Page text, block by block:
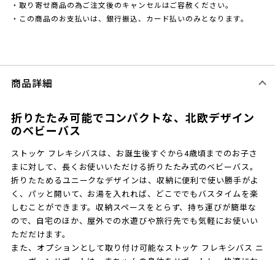
・取り寄せ商品の為ご注文後のキャンセルはご容赦ください。
・この商品のお支払いは、銀行振込、カード払いのみとなります。
商品詳細
折りたたみ可能でコンパクトな、北欧デザイン
のベビーバス
ストッケ フレキシバスは、お誕生後すぐから4歳頃までのお子さ
まに対して、長くお使いいただける折りたたみ式のベビーバス。
折りたためるユニークなデザインは、収納に便利で使い勝手がよ
く、パッと開いて、お湯を入れれば、どこででもバスタイムを楽
しむことができます。収納スペースをとらず、持ち運びが簡単な
ので、自宅のほか、屋外での水遊びや旅行先でも気軽にお使いい
ただだけます。
また、オプションとして取り付け可能なストッケ フレキシバス ニ